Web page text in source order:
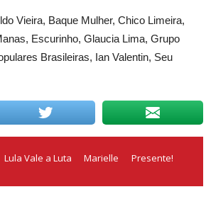
Vieira, Baque Mulher, Chico Limeira,
Escurinho, Glaucia Lima, Grupo
Brasileiras, Ian Valentin, Seu
Lula Vale a Luta Marielle
Presente!